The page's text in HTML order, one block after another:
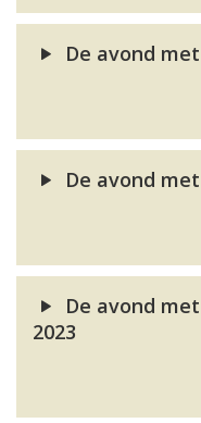
De avond
De avond
De avond
2023